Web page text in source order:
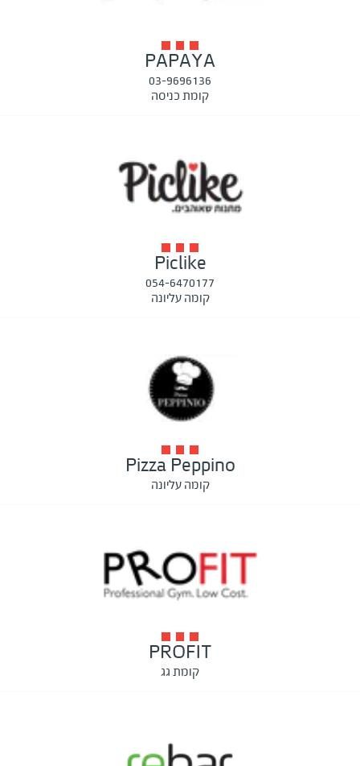
PAPAYA
03-9696136
קומת כניסה
Piclike
054-6470177
קומה עליונה
Pizza Peppino
קומה עליונה
PROFIT
קומת גג